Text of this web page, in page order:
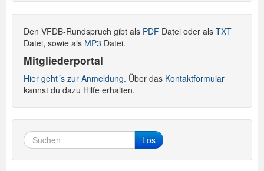
Den VFDB-Rundspruch gibt als PDF Datei oder als TXT
Datei, sowie als MP3 Datei.
Mitgliederportal
Hier geht´s zur Anmeldung. Über das Kontaktformular
kannst du dazu Hilfe erhalten.
Los